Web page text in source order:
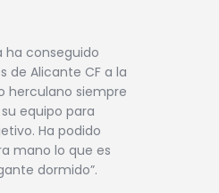
ha conseguido
de Alicante CF a la
herculano siempre
equipo para
Ha podido
mano lo que es
dormido”.